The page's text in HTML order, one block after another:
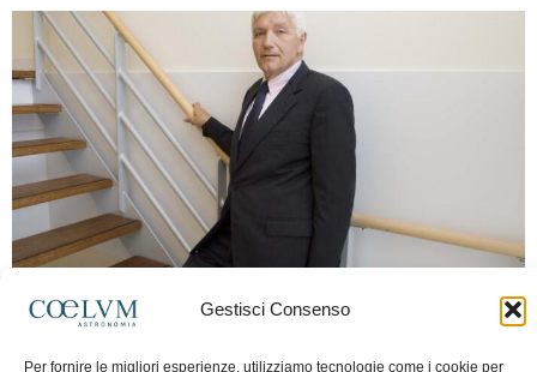
Gestisci Consenso
Per fornire le migliori esperienze, utilizziamo tecnologie come i cookie per
Frida Paolella - 16 Giugno 2026 0
spaziale europea e della missione Planck. Il dialogo ripercorre i principali